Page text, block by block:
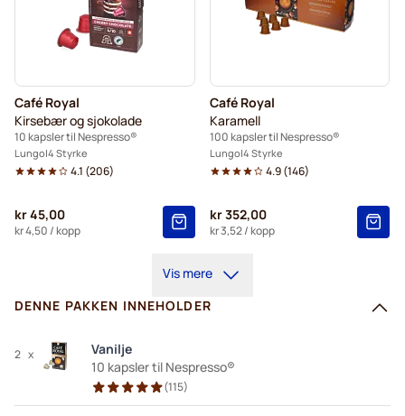
Café Royal
Kirsebær og sjokolade
10 kapsler til Nespresso®
Lungo 4 Styrke
4.1 (206)
kr 45,00
kr 4,50 / kopp
Café Royal
Karamell
100 kapsler til Nespresso®
Lungo 4 Styrke
4.9(146)
kr 352,00
kr 3,52/ kopp
Vis mere
DENNE PAKKEN INNEHOLDER
2 x
Vanilje
10 kapsler til Nespresso®
(115)